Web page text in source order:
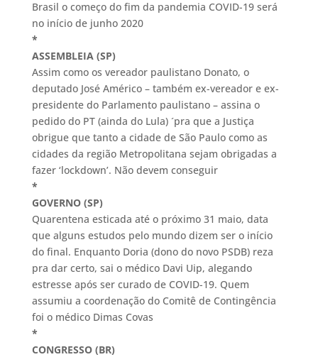
Brasil o começo do fim da pandemia COVID-19 será
no início de junho 2020
*
ASSEMBLEIA (SP)
Assim como os vereador paulistano Donato, o
deputado José Américo – também ex-vereador e ex-
presidente do Parlamento paulistano – assina o
pedido do PT (ainda do Lula) ´pra que a Justiça
obrigue que tanto a cidade de São Paulo como as
cidades da região Metropolitana sejam obrigadas a
fazer ‘lockdown’. Não devem conseguir
*
GOVERNO (SP)
Quarentena esticada até o próximo 31 maio, data
que alguns estudos pelo mundo dizem ser o início
do final. Enquanto Doria (dono do novo PSDB) reza
pra dar certo, sai o médico Davi Uip, alegando
estresse após ser curado de COVID-19. Quem
assumiu a coordenação do Comitê de Contingência
foi o médico Dimas Covas
*
CONGRESSO (BR)